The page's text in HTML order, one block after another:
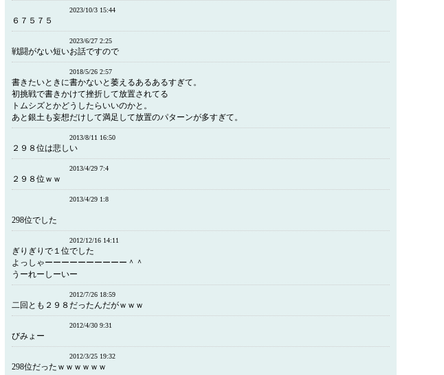
2023/10/3 15:44
６７５７５
2023/6/27 2:25
戦闘がない短いお話ですので
2018/5/26 2:57
書きたいときに書かないと萎えるあるあるすぎて。
初挑戦で書きかけて挫折して放置されてる
トムシズとかどうしたらいいのかと。
あと銀土も妄想だけして満足して放置のパターンが多すぎて。
2013/8/11 16:50
２９８位は悲しい
2013/4/29 7:4
２９８位ｗｗ
2013/4/29 1:8
298位でした
2012/12/16 14:11
ぎりぎりで１位でした
よっしゃーーーーーーーーーー＾＾
うーれーしーいー
2012/7/26 18:59
二回とも２９８だったんだがｗｗｗ
2012/4/30 9:31
びみょー
2012/3/25 19:32
298位だったｗｗｗｗｗｗ